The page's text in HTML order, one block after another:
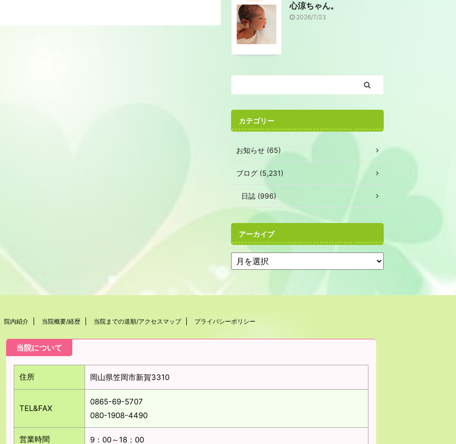
心涼ちゃん。
2026/7/23
カテゴリー
お知らせ (65)
ブログ (5,231)
日誌 (996)
アーカイブ
院内紹介 当院概要/経歴 当院までの道順/アクセスマップ プライバシーポリシー
当院について
住所 岡山県笠岡市新賀3310
TEL&FAX
0865-69-5707
080-1908-4490
営業時間 9：00～18：00